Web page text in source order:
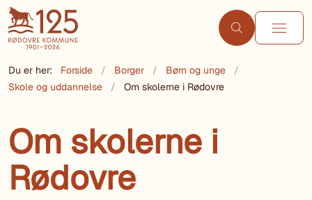
Du er her: Forside Borger
Børn og unge
Skole og uddannelse
Om skolerne i Rødovre
Om skolerne i
Rødovre